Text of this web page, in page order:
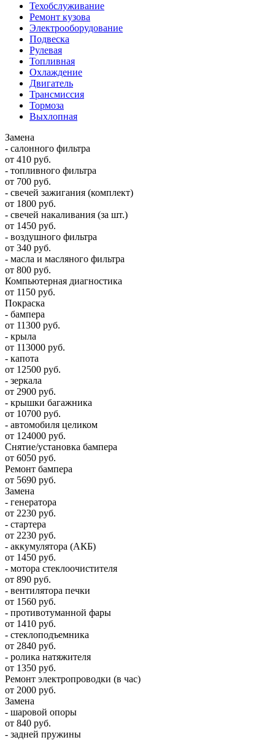
Техобслуживание
Ремонт кузова
Электрооборудование
Подвеска
Рулевая
Топливная
Охлаждение
Двигатель
Трансмиссия
Тормоза
Выхлопная
Замена
- салонного фильтра
от 410 руб.
- топливного фильтра
от 700 руб.
- свечей зажигания (комплект)
от 1800 руб.
- свечей накаливания (за шт.)
от 1450 руб.
- воздушного фильтра
от 340 руб.
- масла и масляного фильтра
от 800 руб.
Компьютерная диагностика
от 1150 руб.
Покраска
- бампера
от 11300 руб.
- крыла
от 113000 руб.
- капота
от 12500 руб.
- зеркала
от 2900 руб.
- крышки багажника
от 10700 руб.
- автомобиля целиком
от 124000 руб.
Снятие/установка бампера
от 6050 руб.
Ремонт бампера
от 5690 руб.
Замена
- генератора
от 2230 руб.
- стартера
от 2230 руб.
- аккумулятора (АКБ)
от 1450 руб.
- мотора стеклоочистителя
от 890 руб.
- вентилятора печки
от 1560 руб.
- противотуманной фары
от 1410 руб.
- стеклоподъемника
от 2840 руб.
- ролика натяжителя
от 1350 руб.
Ремонт электропроводки (в час)
от 2000 руб.
Замена
- шаровой опоры
от 840 руб.
- задней пружины